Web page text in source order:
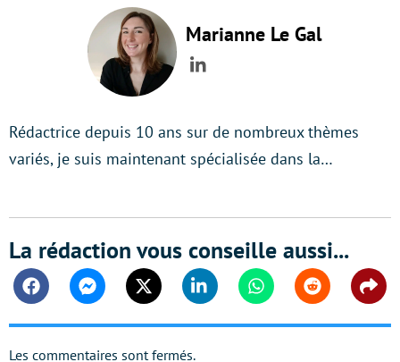
Marianne Le Gal
LinkedIn
Rédactrice depuis 10 ans sur de nombreux thèmes
variés, je suis maintenant spécialisée dans la…
La rédaction vous conseille aussi...
FacebookMessengerTwitter Linkedin WhatsappReddit
Les commentaires sont fermés.